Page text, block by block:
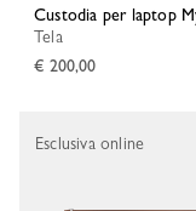
Custodia per laptop
Tela
€ 200,00
Esclusiva online